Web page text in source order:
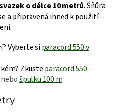
svazek o délce 10 metrů. Šňůra
a připravená ihned k použití –
Vyberte siparacord 550 v
Zkuste paracord 550 –
nebošpulku 100 m.